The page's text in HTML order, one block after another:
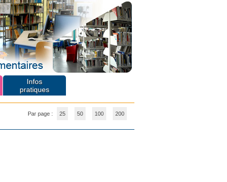
Infos
pratiques
Par page : 25 50 100 200